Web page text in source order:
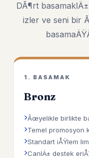
DÃ¶rt
izler ve seni bir
1. BASAMAK
Bronz
Ãœyelikle birlikte
Temel promosyon
Standart iÅŸlem
CanlÄ± destek